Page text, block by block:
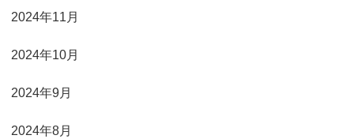
2024年11月
2024年10月
2024年9月
2024年8月